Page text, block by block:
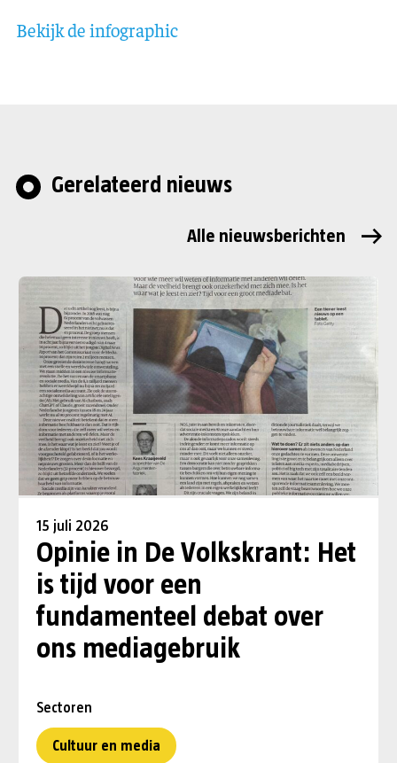
Bekijk de infographic
Gerelateerd nieuws
Alle nieuwsberichten
15 juli 2026
Opinie in De Volkskrant: Het
is tijd voor een
fundamenteel debat over
ons mediagebruik
Sectoren
Cultuur en media